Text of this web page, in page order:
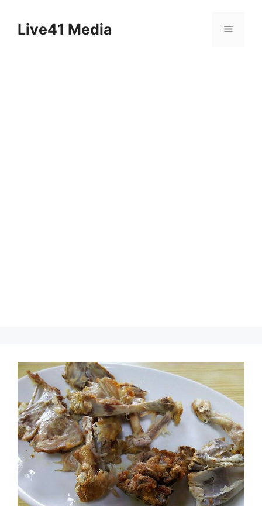
contentLive41 Media Menu